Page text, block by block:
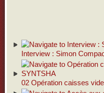
Interview : Simon
02 Opération caisses